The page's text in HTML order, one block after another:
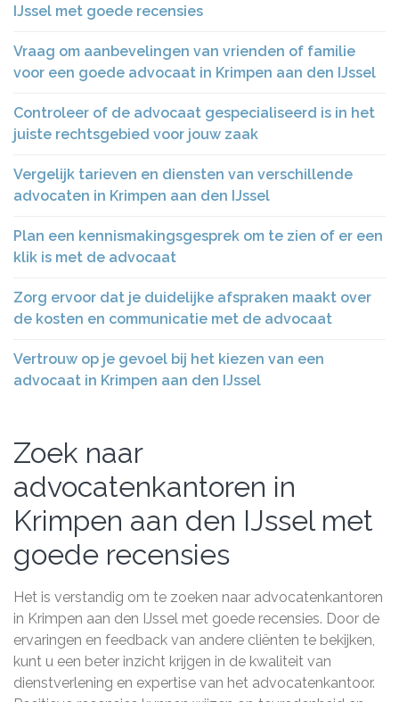
IJssel met goede recensies
Vraag om aanbevelingen van vrienden of familie
voor een goede advocaat in Krimpen aan den IJssel
Controleer of de advocaat gespecialiseerd is in het
juiste rechtsgebied voor jouw zaak
Vergelijk tarieven en diensten van verschillende
advocaten in Krimpen aan den IJssel
Plan een kennismakingsgesprek om te zien of er een
klik is met de advocaat
Zorg ervoor dat je duidelijke afspraken maakt over
de kosten en communicatie met de advocaat
Vertrouw op je gevoel bij het kiezen van een
advocaat in Krimpen aan den IJssel
Zoek naar
advocatenkantoren in
Krimpen aan den IJssel met
goede recensies
Het is verstandig om te zoeken naar advocatenkantoren
in Krimpen aan den IJssel met goede recensies. Door de
ervaringen en feedback van andere cliënten te bekijken,
kunt u een beter inzicht krijgen in de kwaliteit van
dienstverlening en expertise van het advocatenkantoor.